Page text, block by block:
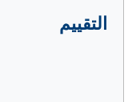
التقييم